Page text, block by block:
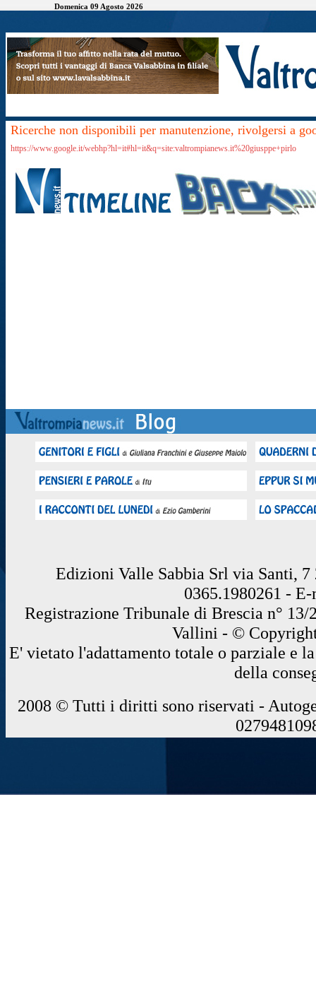
Domenica 09 Agosto 2026
Ricerche non disponibili per manutenzione, rivolgersi a
https://www.google.it/webhp?hl=it#hl=it&q=site:valtrompianews.it%20giusppe+pirlo
Edizioni Valle Sabbia Srl via Santi, 7
0365.1980261 -
Registrazione Tribunale di Brescia n°
Vallini - ©
E' vietato l'adattamento totale o parziale e
della
2008 © Tutti i diritti sono riservati -